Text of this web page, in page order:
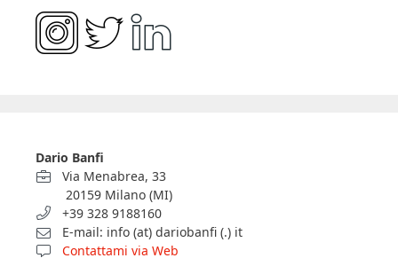
Dario Banfi
Via Menabrea, 33
20159 Milano (MI)
+39 328 9188160
E-mail: info (at) dariobanfi (.) it
Contattami via Web